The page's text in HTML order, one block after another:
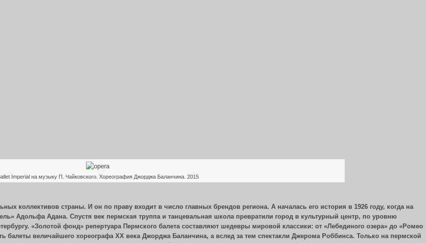
Imperial на музыку П. Чайковского. Хореография Джорджа Баланчина. 2015
коллективов страны. И он по праву входит в число главных брендов региона. А началась его история в 1926 году, когда на
Адольфа Адана. Спустя век пермская труппа и танцевальная школа превратили город в культурный центр, по уровню
«Золотой фонд» репертуара Пермского балета составляют шедевры мировой классики: от «Лебединого озера» до «Ромео
величайшего хореографа ХХ века Джорджа Баланчина, а вслед за тем спектакли Джерома Роббинса. Только на пермской